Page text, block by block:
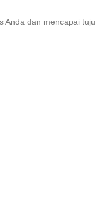
Anda dan mencapai